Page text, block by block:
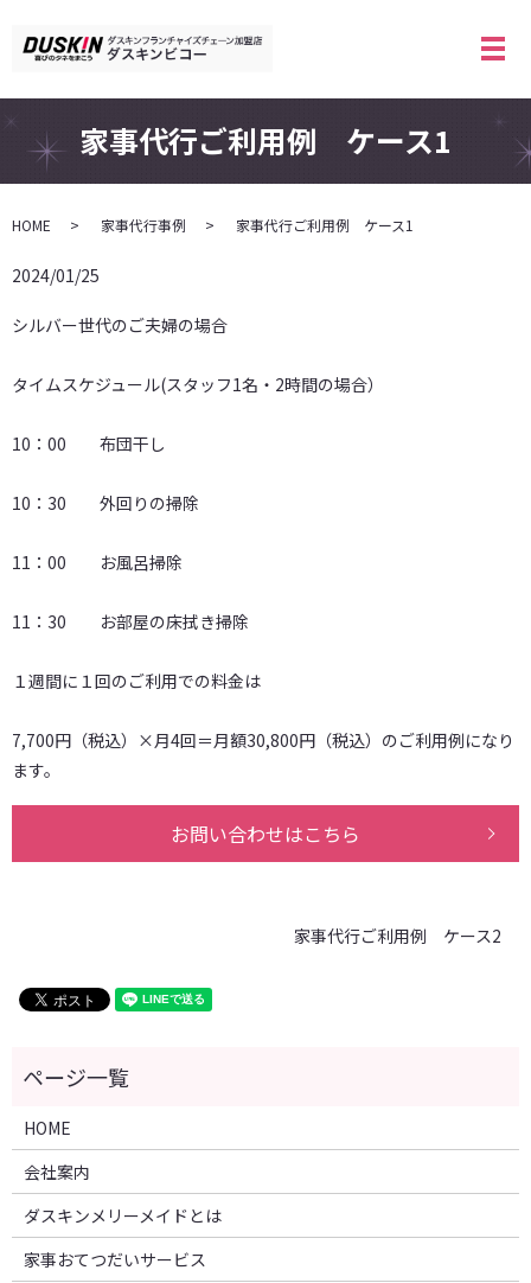
メ
家事代行ご利用例 ケース1
HOME 家事代行事例 家事代行ご利用例 ケース1
2024/01/25
シルバー世代のご夫婦の場合
タイムスケジュール(スタッフ1名・2時間の場合）
10：00 布団干し
10：30 外回りの掃除
11：00 お風呂掃除
11：30 お部屋の床拭き掃除
１週間に１回のご利用での料金は
7,700円（税込）×月4回＝月額30,800円（税込）のご利用例になり
ます。
お問い合わせはこちら
家事代行ご利用例 ケース2
HOME
会社案内
ダスキンメリーメイドとは
家事おてつだいサービス